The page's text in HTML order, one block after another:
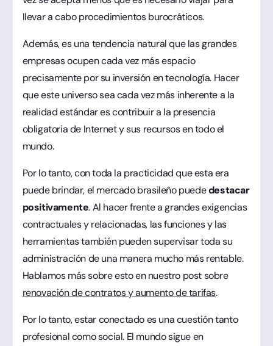
llevar a cabo procedimientos burocráticos.
Además, es una tendencia natural que las grandes
empresas ocupen cada vez más espacio
precisamente por su inversión en tecnología. Hacer
que este universo sea cada vez más inherente a la
realidad estándar es contribuir a la presencia
obligatoria de Internet y sus recursos en todo el
mundo.
Por lo tanto, con toda la practicidad que esta era
puede brindar, el mercado brasileño puededestacar
positivamente. Al hacer frente a grandes exigencias
contractuales y relacionadas, las funciones y las
herramientas también pueden supervisar toda su
administración de una manera mucho más rentable.
Hablamos más sobre esto en nuestro post sobre
renovación de contratos y aumento de tarifas.
Por lo tanto, estar conectado es una cuestión tanto
profesional como social. El mundo sigue en